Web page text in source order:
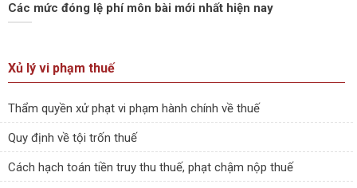
Các mức đóng lệ phí môn bài mới nhất hiện nay
Xủ lý vi phạm thuế
Thẩm quyền xử phạt vi phạm hành chính về thuế
Quy định về tội trốn thuế
Cách hạch toán tiền truy thu thuế, phạt chậm nộp thuế